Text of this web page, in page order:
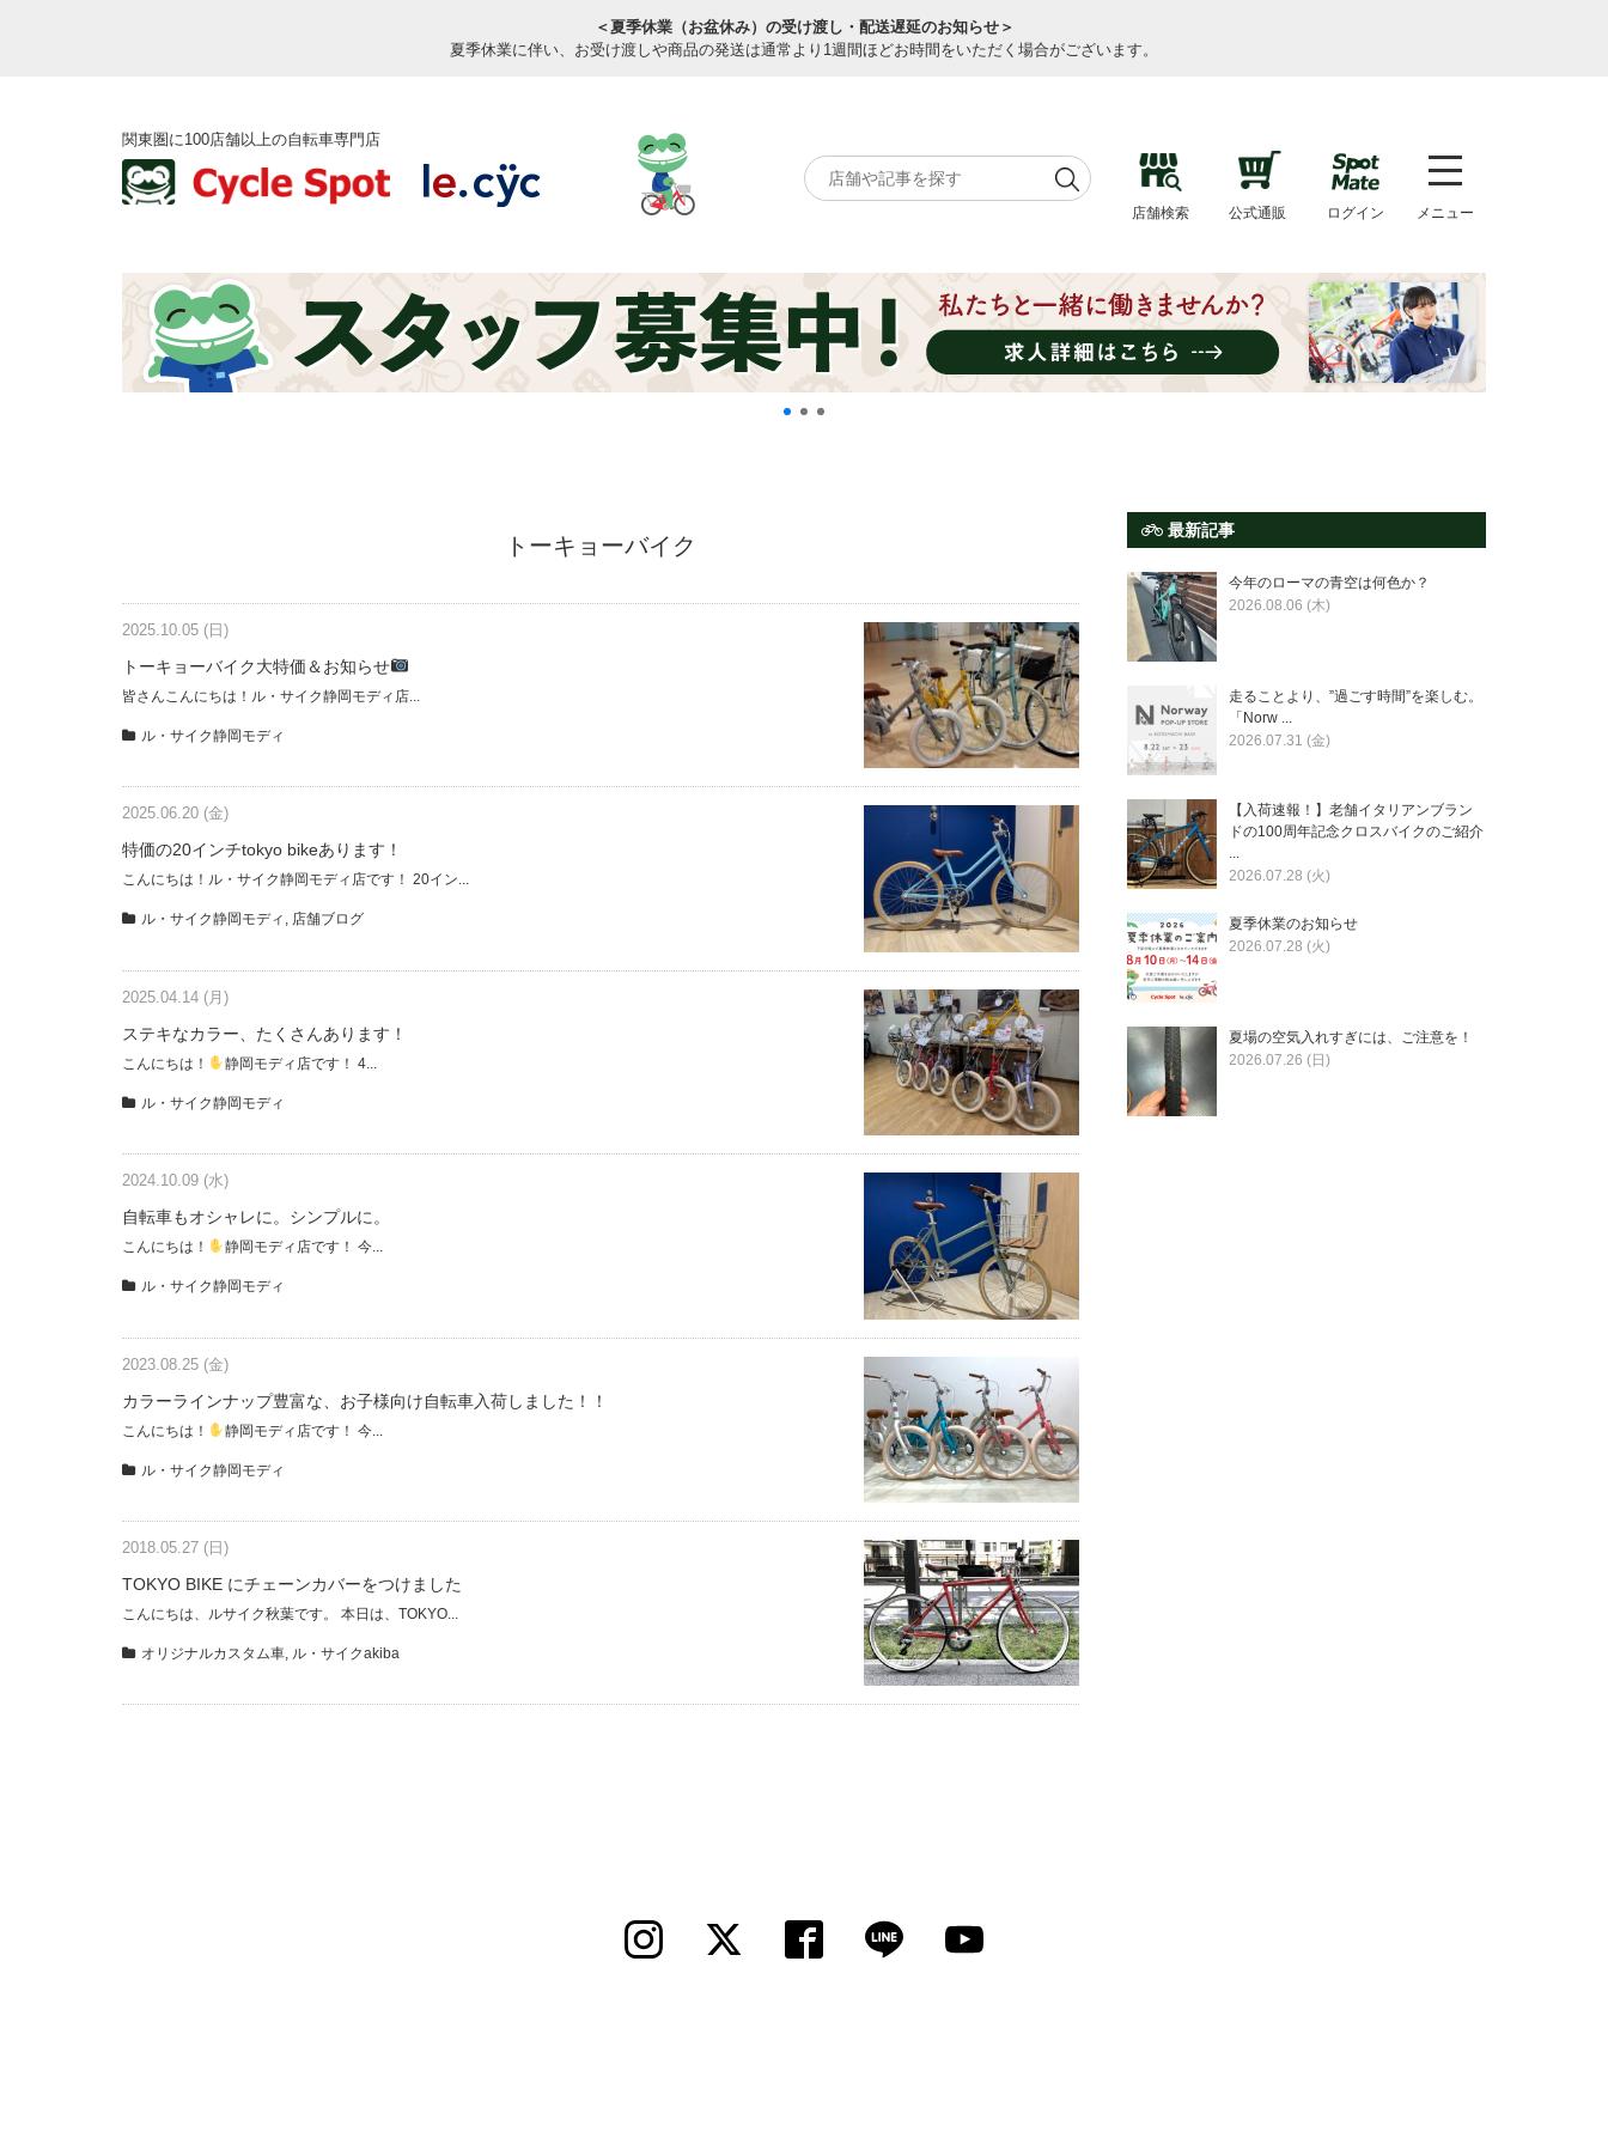
＜夏季休業（お盆休み）の受け渡し・配送遅延のお知らせ＞
夏季休業に伴い、お受け渡しや商品の発送は通常より1週間ほどお時間をいただく場合がございます。
関東圏に100店舗以上の自転車専門店
店舗検索 公式通販 ログイン メニュー
トーキョーバイク
2025.10.05 (日)
トーキョーバイク大特価＆お知らせ
皆さんこんにちは！ル・サイク静岡モディ店...
ル・サイク静岡モディ
2025.06.20 (金)
特価の20インチtokyo bikeあります！
こんにちは！ル・サイク静岡モディ店です！ 20イン...
ル・サイク静岡モディ , 店舗ブログ
2025.04.14 (月)
ステキなカラー、たくさんあります！
こんにちは！ 静岡モディ店です！ 4...
ル・サイク静岡モディ
2024.10.09 (水)
自転車もオシャレに。シンプルに。
こんにちは！ 静岡モディ店です！ 今...
ル・サイク静岡モディ
2023.08.25 (金)
カラーラインナップ豊富な、お子様向け自転車入荷しました！！
こんにちは！ 静岡モディ店です！ 今...
ル・サイク静岡モディ
2018.05.27 (日)
TOKYO BIKE にチェーンカバーをつけました
こんにちは、ルサイク秋葉です。 本日は、TOKYO...
オリジナルカスタム車, ル・サイクakiba
最新記事
今年のローマの青空は何色か？
2026.08.06 (木)
走ることより、”過ごす時間”を楽しむ。
「Norw ...
2026.07.31 (金)
【入荷速報！】老舗イタリアンブラン
ドの100周年記念クロスバイクのご紹介
...
2026.07.28 (火)
夏季休業のお知らせ
2026.07.28 (火)
夏場の空気入れすぎには、ご注意を！
2026.07.26 (日)